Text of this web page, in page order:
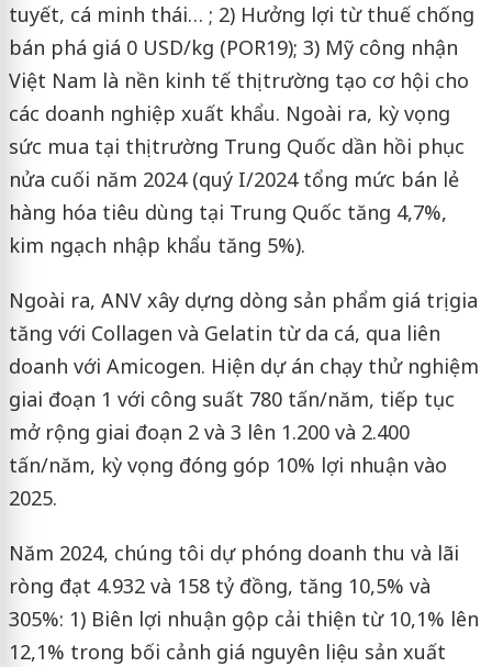
tuyết, cá minh thái… ; 2) Hưởng lợi từ thuế chống
bán phá giá 0 USD/kg (POR19); 3) Mỹ công nhận
Việt Nam là nền kinh tế thị trường tạo cơ hội cho
các doanh nghiệp xuất khẩu. Ngoài ra, kỳ vọng
sức mua tại thị trường Trung Quốc dần hồi phục
nửa cuối năm 2024 (quý I/2024 tổng mức bán lẻ
hàng hóa tiêu dùng tại Trung Quốc tăng 4,7%,
kim ngạch nhập khẩu tăng 5%).
Ngoài ra, ANV xây dựng dòng sản phẩm giá trị gia
tăng với Collagen và Gelatin từ da cá, qua liên
doanh với Amicogen. Hiện dự án chạy thử nghiệm
giai đoạn 1 với công suất 780 tấn/năm, tiếp tục
mở rộng giai đoạn 2 và 3 lên 1.200 và 2.400
tấn/năm, kỳ vọng đóng góp 10% lợi nhuận vào
2025.
Năm 2024, chúng tôi dự phóng doanh thu và lãi
ròng đạt 4.932 và 158 tỷ đồng, tăng 10,5% và
305%: 1) Biên lợi nhuận gộp cải thiện từ 10,1% lên
12,1% trong bối cảnh giá nguyên liệu sản xuất